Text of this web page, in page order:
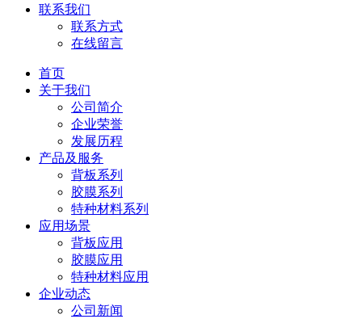
联系我们
联系方式
在线留言
首页
关于我们
公司简介
企业荣誉
发展历程
产品及服务
背板系列
胶膜系列
特种材料系列
应用场景
背板应用
胶膜应用
特种材料应用
企业动态
公司新闻